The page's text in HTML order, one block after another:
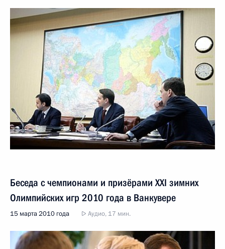
Беседа с чемпионами и призёрами XXI зимних
Олимпийских игр 2010 года в Ванкувере
15 марта 2010 года Аудио, 17 мин.